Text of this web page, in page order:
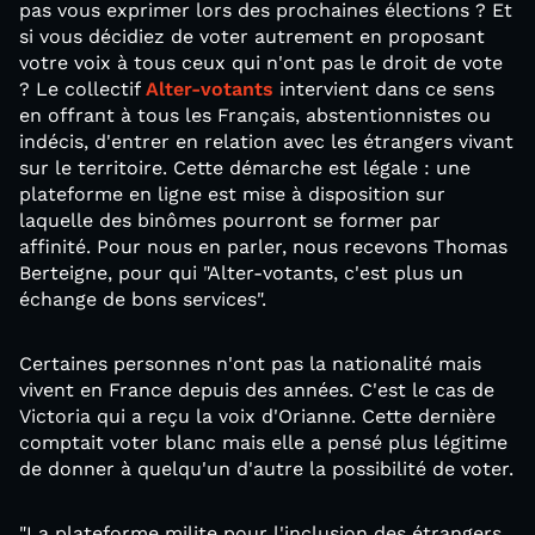
pas vous exprimer lors des prochaines élections ? Et
si vous décidiez de voter autrement en proposant
votre voix à tous ceux qui n'ont pas le droit de vote
? Le collectif Alter-votants intervient dans ce sens
en offrant à tous les Français, abstentionnistes ou
indécis, d'entrer en relation avec les étrangers vivant
sur le territoire. Cette démarche est légale : une
plateforme en ligne est mise à disposition sur
laquelle des binômes pourront se former par
affinité. Pour nous en parler, nous recevons Thomas
Berteigne, pour qui "Alter-votants, c'est plus un
échange de bons services".
Certaines personnes n'ont pas la nationalité mais
vivent en France depuis des années. C'est le cas de
Victoria qui a reçu la voix d'Orianne. Cette dernière
comptait voter blanc mais elle a pensé plus légitime
de donner à quelqu'un d'autre la possibilité de voter.